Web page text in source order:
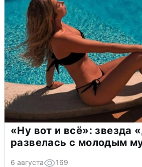
«Ну вот и всё»: звезда
развелась с молодым
6 августа 169